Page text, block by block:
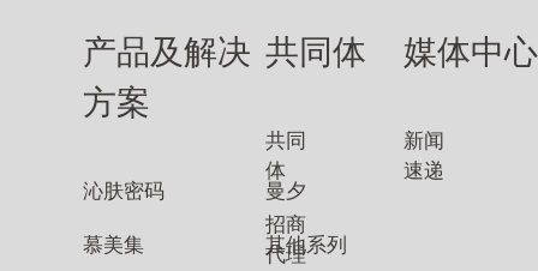
产品及解决
方案
沁肤密码
慕美集
曼夕
其他系列
共同体
共同
体
招商
代理
媒体中心
新闻
速递